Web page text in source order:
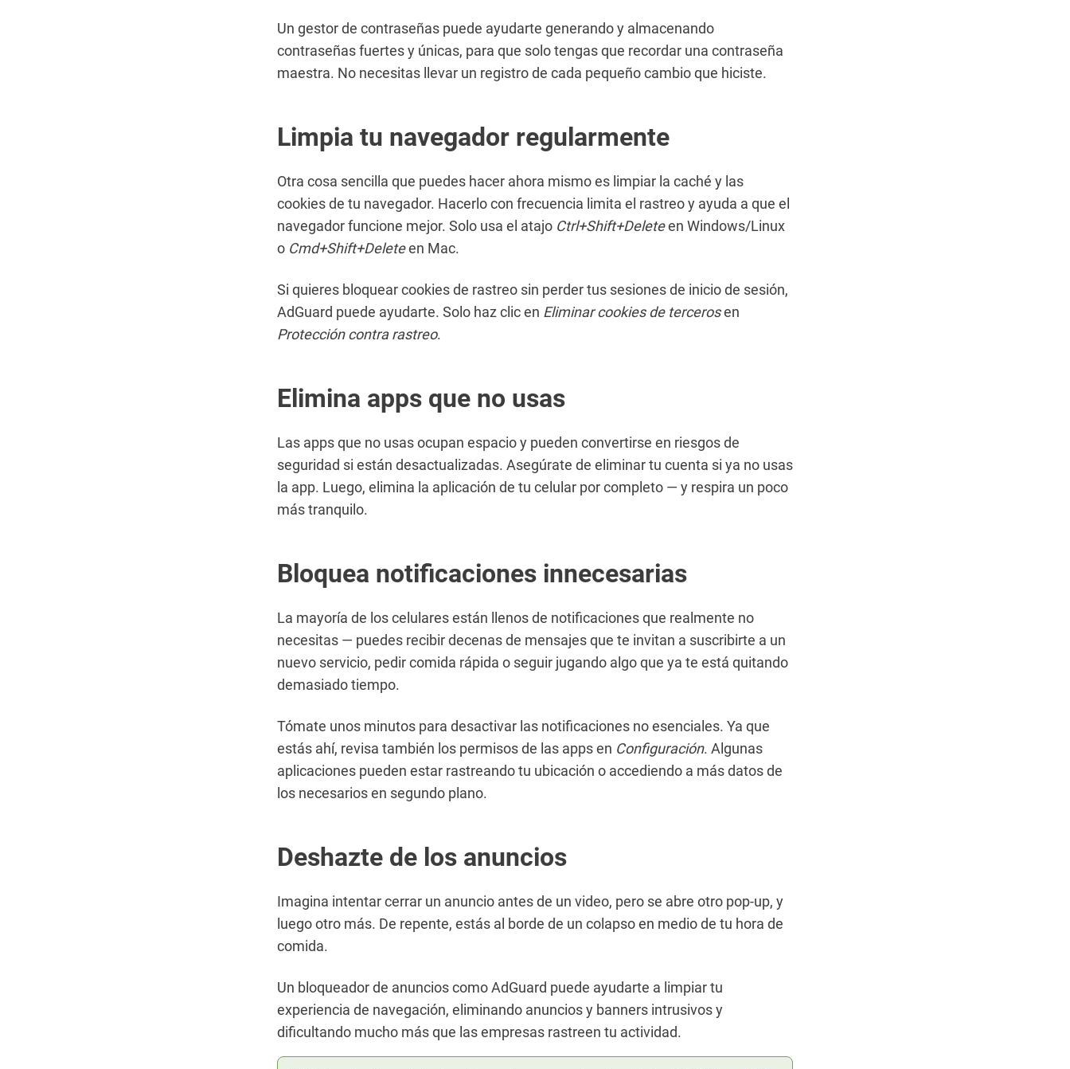
Un gestor de contraseñas puede ayudarte generando y almacenando
contraseñas fuertes y únicas, para que solo tengas que recordar una contraseña
maestra. No necesitas llevar un registro de cada pequeño cambio que hiciste.
Limpia tu navegador regularmente
Otra cosa sencilla que puedes hacer ahora mismo es limpiar la caché y las
cookies de tu navegador. Hacerlo con frecuencia limita el rastreo y ayuda a que el
navegador funcione mejor. Solo usa el atajo Ctrl+Shift+Deleteen Windows/Linux
o Cmd+Shift+Deleteen Mac.
Si quieres bloquear cookies de rastreo sin perder tus sesiones de inicio de sesión,
AdGuard puede ayudarte. Solo haz clic en Eliminar cookies de tercerosen
Protección contra rastreo.
Elimina apps que no usas
Las apps que no usas ocupan espacio y pueden convertirse en riesgos de
seguridad si están desactualizadas. Asegúrate de eliminar tu cuenta si ya no usas
la app. Luego, elimina la aplicación de tu celular por completo — y respira un poco
más tranquilo.
Bloquea notificaciones innecesarias
La mayoría de los celulares están llenos de notificaciones que realmente no
necesitas — puedes recibir decenas de mensajes que te invitan a suscribirte a un
nuevo servicio, pedir comida rápida o seguir jugando algo que ya te está quitando
demasiado tiempo.
Tómate unos minutos para desactivar las notificaciones no esenciales. Ya que
estás ahí, revisa también los permisos de las apps en Configuración. Algunas
aplicaciones pueden estar rastreando tu ubicación o accediendo a más datos de
los necesarios en segundo plano.
Deshazte de los anuncios
Imagina intentar cerrar un anuncio antes de un video, pero se abre otro pop-up, y
luego otro más. De repente, estás al borde de un colapso en medio de tu hora de
comida.
Un bloqueador de anuncios como AdGuard puede ayudarte a limpiar tu
experiencia de navegación, eliminando anuncios y banners intrusivos y
dificultando mucho más que las empresas rastreen tu actividad.